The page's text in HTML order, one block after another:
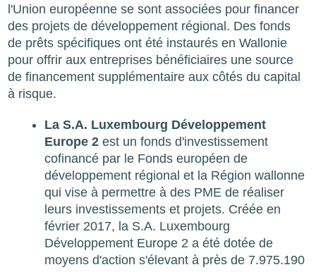
l'Union européenne se sont associées pour financer
des projets de développement régional. Des fonds
de prêts spécifiques ont été instaurés en Wallonie
pour offrir aux entreprises bénéficiaires une source
de financement supplémentaire aux côtés du capital
à risque.
La S.A. Luxembourg Développement
Europe 2 est un fonds d'investissement
cofinancé par le Fonds européen de
développement régional et la Région wallonne
qui vise à permettre à des PME de réaliser
leurs investissements et projets. Créée en
février 2017, la S.A. Luxembourg
Développement Europe 2 a été dotée de
moyens d'action s'élevant à près de 7.975.190